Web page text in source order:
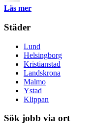
Läs mer
Städer
Lund
Helsingborg
Kristianstad
Landskrona
Malmo
Ystad
Klippan
Sök jobb via ort